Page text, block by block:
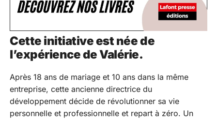
Cette initiative est née de
l’expérience de Valérie.
Après 18 ans de mariage et 10 ans dans la même
entreprise, cette ancienne directrice du
développement décide de révolutionner sa vie
personnelle et professionnelle et repart à zéro. Un